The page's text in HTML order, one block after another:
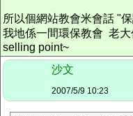
所以個網站教會米會話 "
我地係一間環保教會 老
selling point~
沙文
2007/5/9 10:23